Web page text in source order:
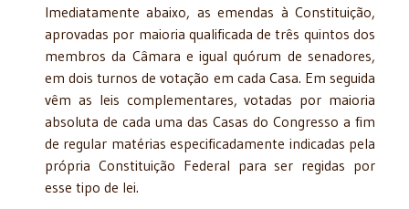
Imediatamente abaixo, as emendas à Constituição,
aprovadas por maioria qualificada de três quintos dos
membros da Câmara e igual quórum de senadores,
em dois turnos de votação em cada Casa. Em seguida
vêm as leis complementares, votadas por maioria
absoluta de cada uma das Casas do Congresso a fim
de regular matérias especificadamente indicadas pela
própria Constituição Federal para ser regidas por
esse tipo de lei.